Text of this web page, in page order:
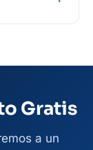
Gratis
a un